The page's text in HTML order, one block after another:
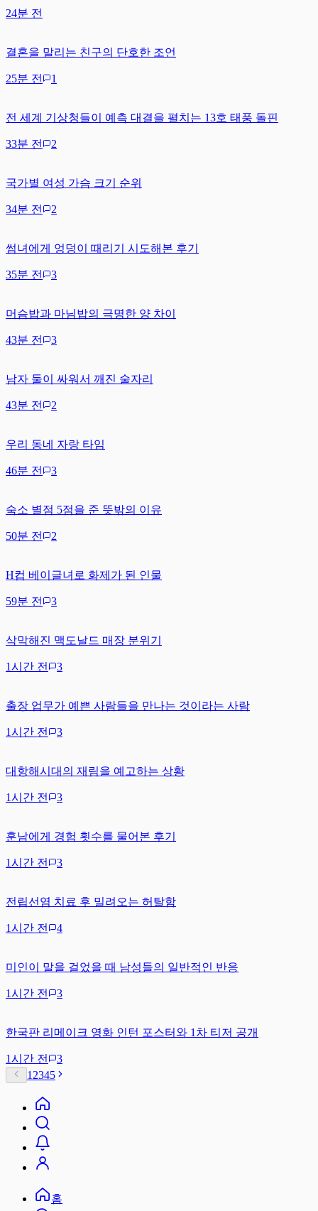
24분 전
결혼을 말리는 친구의 단호한 조언
25분 전 1
전 세계 기상청들이 예측 대결을 펼치는 13호 태풍 돌핀
33분 전 2
국가별 여성 가슴 크기 순위
34분 전 2
썸녀에게 엉덩이 때리기 시도해본 후기
35분 전 3
머슴밥과 마님밥의 극명한 양 차이
43분 전 3
남자 둘이 싸워서 깨진 술자리
43분 전 2
우리 동네 자랑 타임
46분 전 3
숙소 별점 5점을 준 뜻밖의 이유
50분 전 2
H컵 베이글녀로 화제가 된 인물
59분 전 3
삭막해진 맥도날드 매장 분위기
1시간 전 3
출장 업무가 예쁜 사람들을 만나는 것이라는 사람
1시간 전 3
대항해시대의 재림을 예고하는 상황
1시간 전 3
훈남에게 경험 횟수를 물어본 후기
1시간 전 3
전립선염 치료 후 밀려오는 허탈함
1시간 전 4
미인이 말을 걸었을 때 남성들의 일반적인 반응
1시간 전 3
한국판 리메이크 영화 인턴 포스터와 1차 티저 공개
1시간 전
3
1 2345
홈